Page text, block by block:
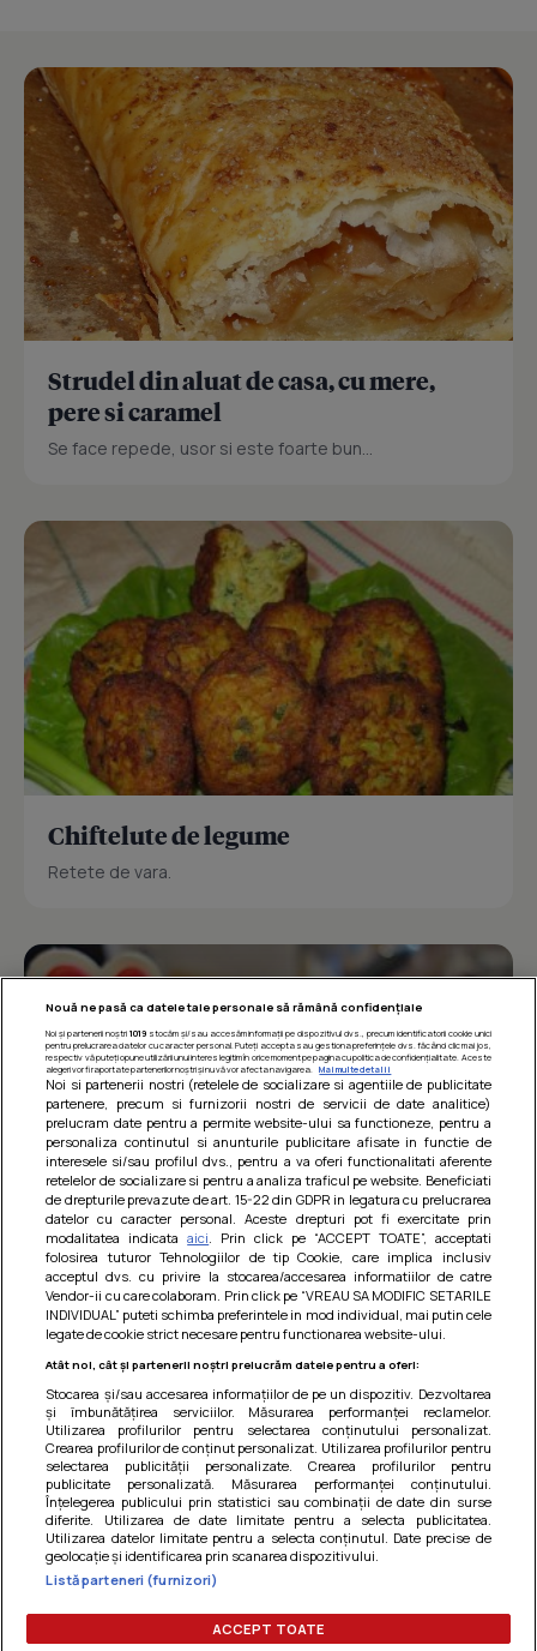
Strudel din aluat de casa, cu mere,
pere si caramel
Se face repede, usor si este foarte bun...
Chiftelute de legume
Retete de vara.
Barcute din vinete cu arpagic rosu
Un deliciu usor de preparat!
Termeni si conditii |
confidentialitate|Gestionați preferințele
Nouă ne pasă ca datele tale personale să rămână confidențiale
Noi și partenerii noștri 1019stocăm și/sau accesăm informații pe dispozitivul dvs., precum identificatorii cookie unici
pentru prelucrarea datelor cu caracter personal. Puteți accepta sau gestiona preferințele dvs. făcând clic mai jos,
respectiv vă puteți opune utilizării unui interes legitim în orice moment pe pagina cu politica de confidențialitate. Aceste
alegeri vor fi raportate partenerilor noștri și nu vă vor afecta navigarea.
Mai multe detalii
Noi si partenerii nostri (retelele de socializare si agentiile de publicitate
partenere, precum si furnizorii nostri de servicii de date analitice)
prelucram date pentru a permite website-ului sa functioneze, pentru a
personaliza continutul si anunturile publicitare afisate in functie de
interesele si/sau profilul dvs., pentru a va oferi functionalitati aferente
retelelor de socializare si pentru a analiza traficul pe website. Beneficiati
de drepturile prevazute de art. 15-22 din GDPR in legatura cu prelucrarea
datelor cu caracter personal. Aceste drepturi pot fi exercitate prin
modalitatea indicataaici . Prin click pe “ACCEPT TOATE”, acceptati
folosirea tuturor Tehnologiilor de tip Cookie, care implica inclusiv
acceptul dvs. cu privire la stocarea/accesarea informatiilor de catre
Vendor-ii cu care colaboram. Prin click pe “VREAU SA MODIFIC SETARILE
INDIVIDUAL” puteti schimba preferintele in mod individual, mai putin cele
legate de cookie strict necesare pentru functionarea website-ului.
Atât noi, cât și partenerii noștri prelucrăm datele pentru a oferi:
Stocarea și/sau accesarea informațiilor de pe un dispozitiv. Dezvoltarea
și îmbunătățirea serviciilor. Măsurarea performanței reclamelor.
Utilizarea profilurilor pentru selectarea conținutului personalizat.
Crearea profilurilor de conținut personalizat. Utilizarea profilurilor pentru
selectarea publicității personalizate. Crearea profilurilor pentru
publicitate personalizată. Măsurarea performanței conținutului.
Înțelegerea publicului prin statistici sau combinații de date din surse
diferite. Utilizarea de date limitate pentru a selecta publicitatea.
Utilizarea datelor limitate pentru a selecta conținutul. Date precise de
geolocație și identificarea prin scanarea dispozitivului.
Listă parteneri (furnizori)
ACCEPT TOATE